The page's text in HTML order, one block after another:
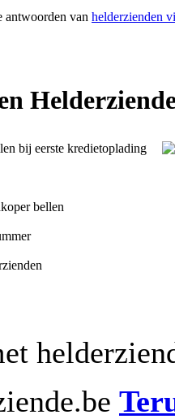
antwoorden van helderzienden
bij eerste kredietoplading
bellen